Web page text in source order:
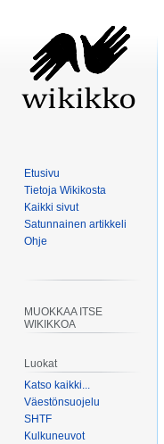
Etusivu
Tietoja Wikikosta
Kaikki sivut
Satunnainen artikkeli
Ohje
MUOKKAA ITSE
WIKIKKOA
Luokat
Katso kaikki...
Väestönsuojelu
SHTF
Kulkuneuvot